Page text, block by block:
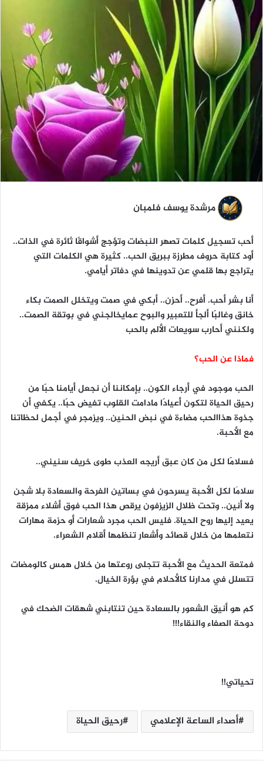
مرشدة يوسف فلمبان
أحب تسجيل كلمات تصهر النبضات وتؤجج أشواقََا ثائرة في الذات..
أود كتابة حروف مطرزة ببريق الحب.. كثيرة هي الكلمات التي
يتراجع بها قلمي عن تدوينها في دفاتر أيامي.
أنا بشر أحب. أفرح.. أحزن.. أبكي في صمت ويتخلل الصمت بكاء
خانق وغالبََا ألجأ للتعبير والبوح عمايخالجني في بوتقة الصمت..
ولكنني أحارب سويعات الألم بالحب
فماذا عن الحب؟
الحب موجود في أرجاء الكون.. بإمكاننا أن نجعل أيامنا حبََا من
رحيق الحياة لتكون أعيادََا مادامت القلوب تفيض حبََا.. يكفي أن
جذوة هذاالحب مضاءة في نبض الحنين.. ويزمجر في أجمل لحظاتنا
مع الأحبة.
فسلامََا لكل من كان عبق أريجه العذب طوى خريف سنيني..
سلامَا لكل الأحبة يسرحون في بساتين الفرحة والسعادة بلا شجن
ولا أنين.. وتحت ظلال الزيزفون يرقص هذا الحب فوق أشلاء ممزقة
يعيد إليها روح الحياة. فليس الحب مجرد شعارات أو حزمة مهارات
نتعلمها من خلال قصائد وأشعار تنظمها أقلام الشعراء.
فمتعة الحديث مع الأحبة تتجلى روعتها من خلال همس كالومضات
تتسلل في مدارنا كالأحلام في بؤرة الخيال.
كم هو أنيق الشعور بالسعادة حين تنتابني شهقات الضحك في
دوحة الصفاء والنقاء!!!
تحياتي!!
أصداء الساعة الإعلامي رحيق الحياة